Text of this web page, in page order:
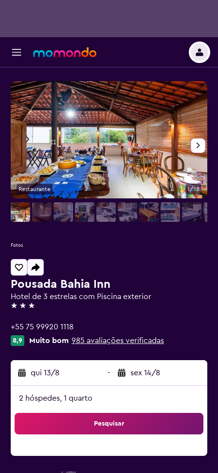
Pousada Bahia Inn
Hotel de 3 estrelas com Piscina exterior
3 estrelas
+55 75 99920 1118
8,9 Muito bom 985 avaliações verificadas
qui 13/8 - sex 14/8
2 hóspedes, 1 quarto
Pesquisar
Restaurante 1/18
Fotos